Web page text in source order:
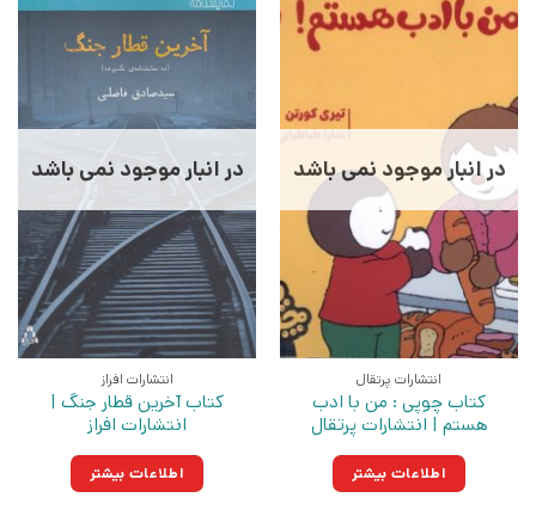
در انبار موجود نمی باشد
انتشارات پرتقال
کتاب چوپی : من با ادب
هستم | انتشارات پرتقال
اطلاعات بیشتر
در انبار موجود نمی باشد
انتشارات افراز
کتاب آخرین قطار جنگ |
انتشارات افراز
اطلاعات بیشتر